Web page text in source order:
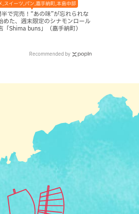
,スイーツ,パン,嘉手納町,本島中部
半で完売！“あの味”が忘れられな
めた、週末限定のシナモンロール
「Shima buns」（嘉手納町）
Recommended by